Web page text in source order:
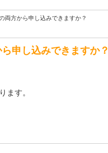
両方から申し込みできますか？
申し込みできますか？
ます。